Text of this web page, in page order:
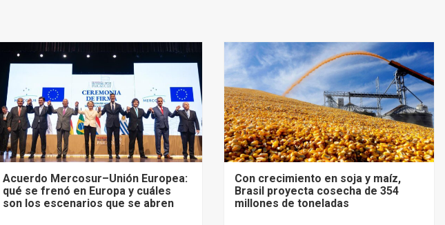
Acuerdo Mercosur–Unión Europea:
qué se frenó en Europa y cuáles
son los escenarios que se abren
Con crecimiento en soja y maíz,
Brasil proyecta cosecha de 354
millones de toneladas